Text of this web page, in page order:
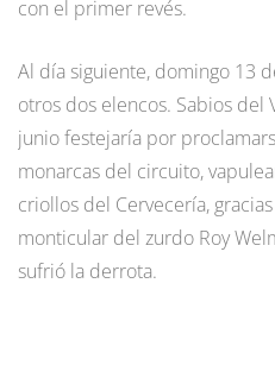
con el primer revés.
Al día siguiente, domingo 13
otros dos elencos. Sabios del
junio festejaría por
monarcas del circuito,
criollos del Cervecería,
monticular del zurdo Roy
sufrió la derrota.